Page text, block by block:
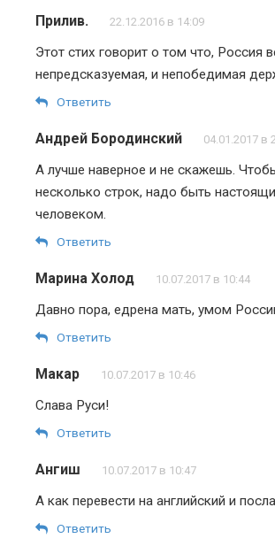
Прилив. 22.12.2016 в 14:09
Этот стих говорит о том что, Россия
непредсказуемая, и непобедимая
Ответить
Андрей Бородинский 04.01.2017 в
А лучше наверное и не скажешь.
несколько строк, надо быть
человеком.
Ответить
Марина Холод 10.07.2017 в 10:44
Давно пора, едрена мать, умом
Ответить
Макар 10.07.2017 в 10:46
Слава Руси!
Ответить
Ангиш 10.07.2017 в 10:47
А как перевести на английский и
Ответить